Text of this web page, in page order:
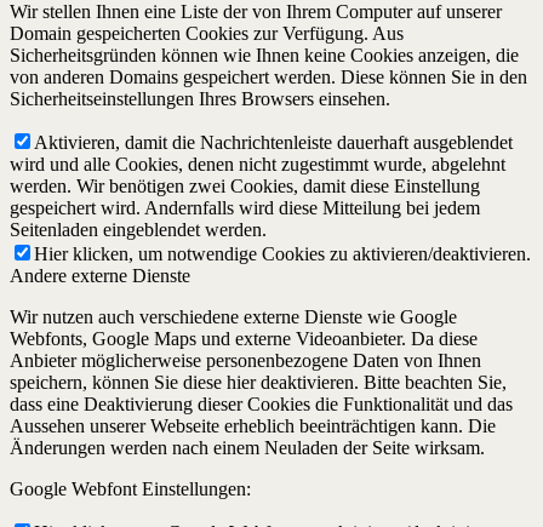
Wir stellen Ihnen eine Liste der von Ihrem Computer auf unserer
Domain gespeicherten Cookies zur Verfügung. Aus
Sicherheitsgründen können wie Ihnen keine Cookies anzeigen, die
von anderen Domains gespeichert werden. Diese können Sie in den
Sicherheitseinstellungen Ihres Browsers einsehen.
Aktivieren, damit die Nachrichtenleiste dauerhaft ausgeblendet
wird und alle Cookies, denen nicht zugestimmt wurde, abgelehnt
werden. Wir benötigen zwei Cookies, damit diese Einstellung
gespeichert wird. Andernfalls wird diese Mitteilung bei jedem
Seitenladen eingeblendet werden.
Hier klicken, um notwendige Cookies zu aktivieren/deaktivieren.
Andere externe Dienste
Wir nutzen auch verschiedene externe Dienste wie Google
Webfonts, Google Maps und externe Videoanbieter. Da diese
Anbieter möglicherweise personenbezogene Daten von Ihnen
speichern, können Sie diese hier deaktivieren. Bitte beachten Sie,
dass eine Deaktivierung dieser Cookies die Funktionalität und das
Aussehen unserer Webseite erheblich beeinträchtigen kann. Die
Änderungen werden nach einem Neuladen der Seite wirksam.
Google Webfont Einstellungen: